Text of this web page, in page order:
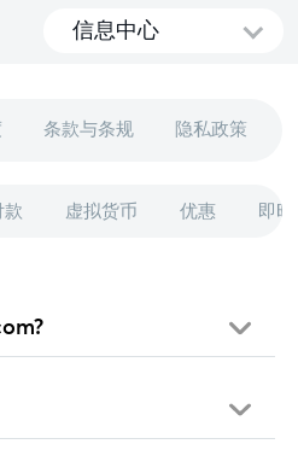
信息中心
条款与条规 隐私政策
款 虚拟货币 优惠 即